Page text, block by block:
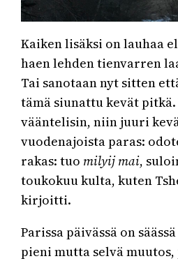
Kaiken lisäksi on lauhaa
haen lehden tienvarren
Tai sanotaan nyt sitten
tämä siunattu kevät
vääntelisin, niin juuri
vuodenajoista paras:
rakas: tuo milyij mai,
toukokuu kulta, kuten
kirjoitti.
Parissa päivässä on
pieni mutta selvä